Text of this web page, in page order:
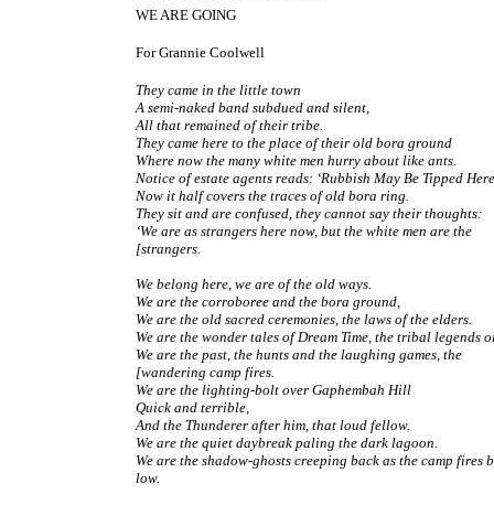
WE ARE GOING
For Grannie Coolwell
They came in the little town
A semi-naked band subdued and silent,
All that remained of their tribe.
They came here to the place of their old bora ground
Where now the many white men hurry about like ants.
Notice of estate agents reads: ‘Rubbish May Be Tipped
Now it half covers the traces of old bora ring.
They sit and are confused, they cannot say their thoughts:
‘We are as strangers here now, but the white men are the
[strangers.
We belong here, we are of the old ways.
We are the corroboree and the bora ground,
We are the old sacred ceremonies, the laws of the elders.
We are the wonder tales of Dream Time, the tribal legends
We are the past, the hunts and the laughing games, the
[wandering camp fires.
We are the lighting-bolt over Gaphembah Hill
Quick and terrible,
And the Thunderer after him, that loud fellow.
We are the quiet daybreak paling the dark lagoon.
We are the shadow-ghosts creeping back as the camp fires
low.